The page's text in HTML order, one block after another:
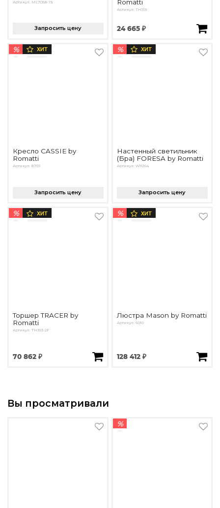
Артикул: ML7058-1S
Запросить цену
Romatti
Артикул: TH159
24 665 ₽
% ХИТ
Кресло CASSIE by
Romatti
Артикул: 8759
Запросить цену
% ХИТ
Настенный светильник
(Бра) FORESA by Romatti
Артикул: W16164
Запросить цену
% ХИТ
Торшер TRACER by
Romatti
Артикул: ТН393-2F
70 862 ₽
% ХИТ
Люстра Mason by Romatti
Артикул: 6010
128 412 ₽
Вы просматривали
%